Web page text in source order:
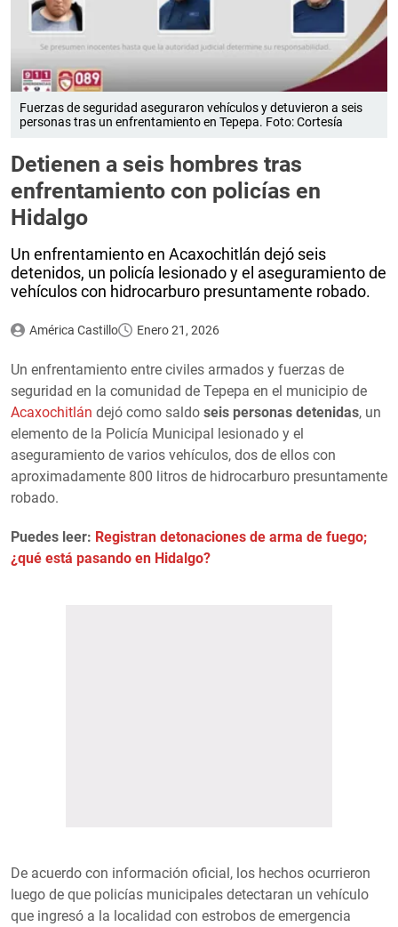
Fuerzas de seguridad aseguraron vehículos y detuvieron a seis
personas tras un enfrentamiento en Tepepa. Foto: Cortesía
Detienen a seis hombres tras
enfrentamiento con policías en
Hidalgo
Un enfrentamiento en Acaxochitlán dejó seis
detenidos, un policía lesionado y el aseguramiento de
vehículos con hidrocarburo presuntamente robado.
América Castillo Enero 21, 2026
Un enfrentamiento entre civiles armados y fuerzas de
seguridad en la comunidad de Tepepa en el municipio de
Acaxochitlán dejó como saldo seis personas detenidas, un
elemento de la Policía Municipal lesionado y el
aseguramiento de varios vehículos, dos de ellos con
aproximadamente 800 litros de hidrocarburo presuntamente
robado.
Puedes leer: Registran detonaciones de arma de fuego;
¿qué está pasando en Hidalgo?
De acuerdo con información oficial, los hechos ocurrieron
luego de que policías municipales detectaran un vehículo
que ingresó a la localidad con estrobos de emergencia